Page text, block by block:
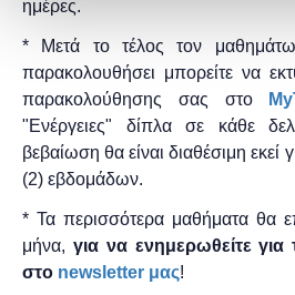
ημέρες.
* Μετά το τέλος τον
παρακολουθήσει μπορείτε να
παρακολούθησης ​σας στο
"Ενέργειες" δίπλα σε κάθε
βεβαίωση θα είναι διαθέσιμη εκεί
(2) εβδομάδων.
* Τα περισσότερα μαθήματα θα
μήνα, για να ενημερωθείτε
στο newsletter μας!